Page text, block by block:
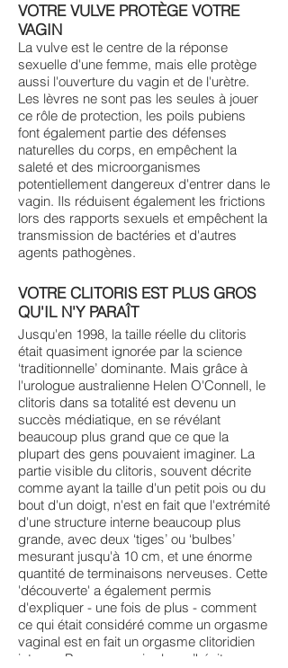
VOTRE VULVE PROTÈGE VOTRE
VAGIN
La vulve est le centre de la réponse
sexuelle d'une femme, mais elle protège
aussi l'ouverture du vagin et de l'urètre.
Les lèvres ne sont pas les seules à jouer
ce rôle de protection, les poils pubiens
font également partie des défenses
naturelles du corps, en empêchent la
saleté et des microorganismes
potentiellement dangereux d'entrer dans le
vagin. Ils réduisent également les frictions
lors des rapports sexuels et empêchent la
transmission de bactéries et d'autres
agents pathogènes.
VOTRE CLITORIS EST PLUS GROS
QU'IL N'Y PARAÎT
Jusqu'en 1998, la taille réelle du clitoris
était quasiment ignorée par la science
‘traditionnelle’ dominante. Mais grâce à
l'urologue australienne Helen O'Connell, le
clitoris dans sa totalité est devenu un
succès médiatique, en se révélant
beaucoup plus grand que ce que la
plupart des gens pouvaient imaginer. La
partie visible du clitoris, souvent décrite
comme ayant la taille d'un petit pois ou du
bout d'un doigt, n'est en fait que l'extrémité
d'une structure interne beaucoup plus
grande, avec deux ‘tiges’ ou ‘bulbes’
mesurant jusqu'à 10 cm, et une énorme
quantité de terminaisons nerveuses. Cette
'découverte' a également permis
d'expliquer - une fois de plus - comment
ce qui était considéré comme un orgasme
vaginal est en fait un orgasme clitoridien
interne. Pour en savoir plus, n’hésitez pas